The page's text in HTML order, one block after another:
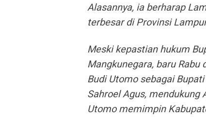
Alasannya, ia berharap
terbesar di Provinsi
Meski kepastian hukum
Mangkunegara, baru
Budi Utomo sebagai
Sahroel Agus,
Utomo memimpin